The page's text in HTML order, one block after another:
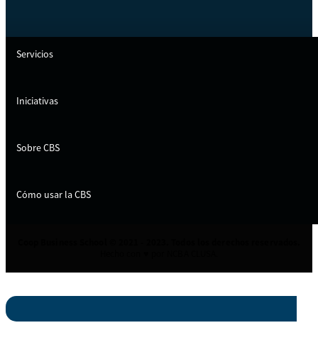
Servicios
Iniciativas
Sobre CBS
Cómo usar la CBS